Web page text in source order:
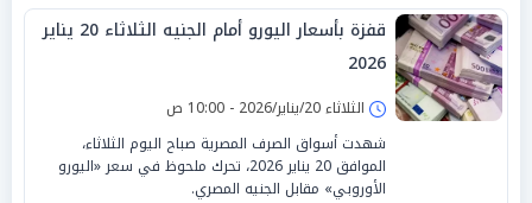
قفزة بأسعار اليورو أمام الجنيه الثلاثاء 20 يناير
2026
الثلاثاء 20/يناير/2026 - 10:00 ص
شهدت أسواق الصرف المصرية صباح اليوم الثلاثاء،
الموافق 20 يناير 2026، تحرك ملحوظ في سعر «اليورو
الأوروبي» مقابل الجنيه المصري.